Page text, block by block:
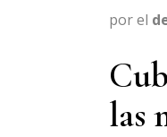
por el
las